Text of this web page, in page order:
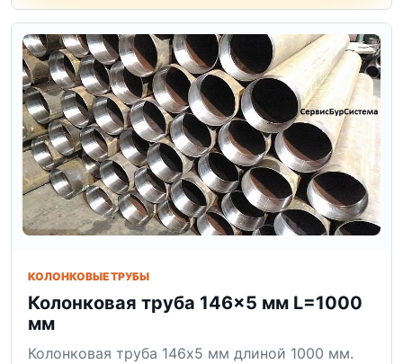
КОЛОНКОВЫЕ ТРУБЫ
Колонковая труба 146×5 мм L=1000
мм
Колонковая труба 146x5 мм длиной 1000 мм.